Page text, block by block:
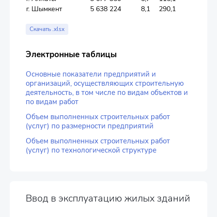
г. Шымкент
5 638 224 8,1 290,1
Скачать .xlsx
Электронные таблицы
Основные показатели предприятий и
организаций, осуществляющих строительную
деятельность, в том числе по видам объектов и
по видам работ
Объем выполненных строительных работ
(услуг) по размерности предприятий
Объем выполненных строительных работ
(услуг) по технологической структуре
Ввод в эксплуатацию жилых зданий